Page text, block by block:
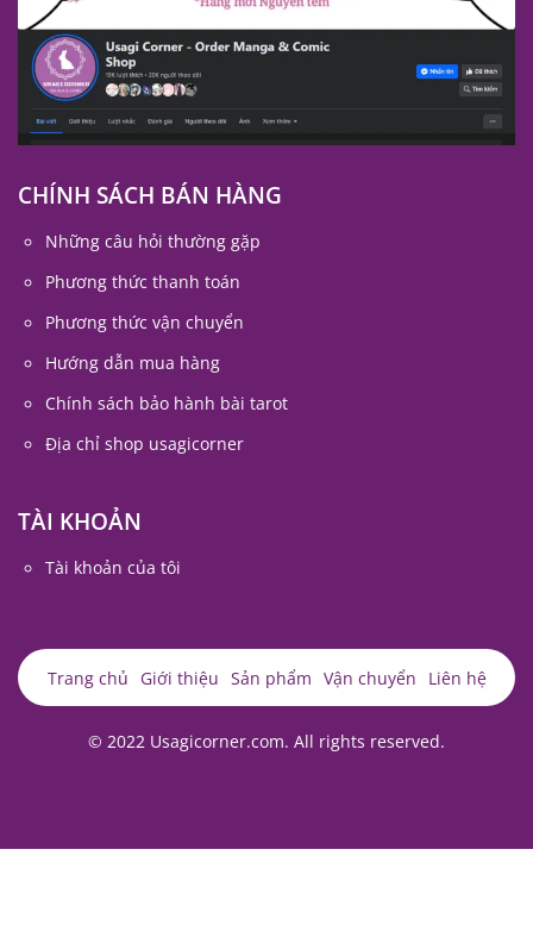
CHÍNH SÁCH BÁN HÀNG
Những câu hỏi thường gặp
Phương thức thanh toán
Phương thức vận chuyển
Hướng dẫn mua hàng
Chính sách bảo hành bài tarot
Địa chỉ shop usagicorner
TÀI KHOẢN
Tài khoản của tôi
Trang chủ Giới thiệu Sản phẩm Vận chuyển Liên hệ
© 2022 Usagicorner.com. All rights reserved.